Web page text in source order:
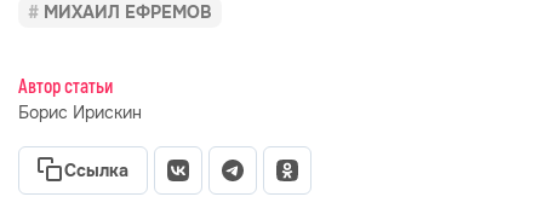
МИХАИЛ ЕФРЕМОВ
Автор статьи
Борис Ирискин
Ссылка